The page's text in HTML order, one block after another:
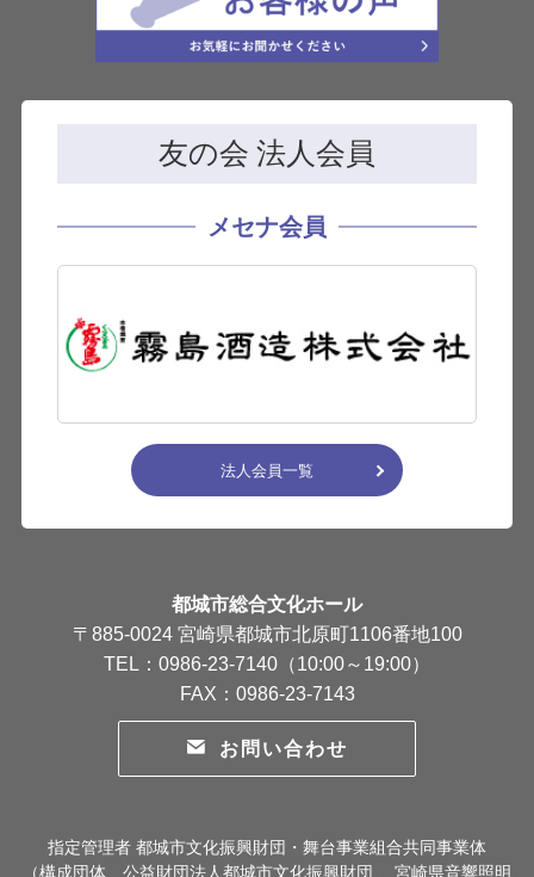
友の会 法人会員
メセナ会員
法人会員一覧
都城市総合文化ホール
〒885-0024 宮崎県都城市北原町1106番地100
TEL：0986-23-7140（10:00～19:00）
FAX：0986-23-7143
お問い合わせ
指定管理者 都城市文化振興財団・舞台事業組合共同事業体
（構成団体 公益財団法人都城市文化振興財団 、宮崎県音響照明